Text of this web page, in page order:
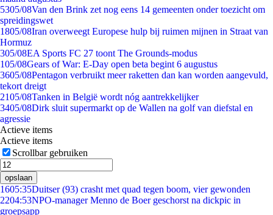
5305/08Van den Brink zet nog eens 14 gemeenten onder toezicht om
spreidingswet
1805/08Iran overweegt Europese hulp bij ruimen mijnen in Straat van
Hormuz
305/08EA Sports FC 27 toont The Grounds-modus
105/08Gears of War: E-Day open beta begint 6 augustus
3605/08Pentagon verbruikt meer raketten dan kan worden aangevuld,
tekort dreigt
2105/08Tanken in België wordt nóg aantrekkelijker
3405/08Dirk sluit supermarkt op de Wallen na golf van diefstal en
agressie
Actieve items
Actieve items
Scrollbar gebruiken
opslaan
1605:35Duitser (93) crasht met quad tegen boom, vier gewonden
2204:53NPO-manager Menno de Boer geschorst na dickpic in
groepsapp